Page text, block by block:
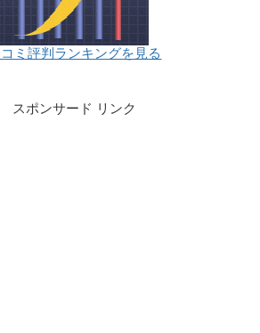
ミ評判ランキングを見る
スポンサード リンク